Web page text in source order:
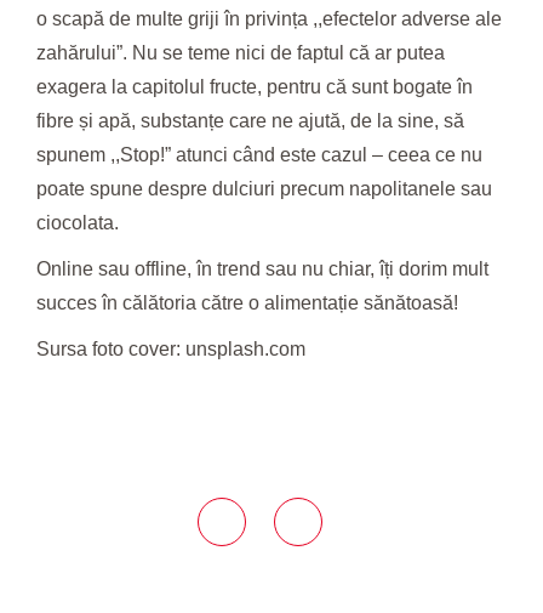
o scapă de multe griji în privința ,,efectelor adverse ale
zahărului”. Nu se teme nici de faptul că ar putea
exagera la capitolul fructe, pentru că sunt bogate în
fibre și apă, substanțe care ne ajută, de la sine, să
spunem ,,Stop!” atunci când este cazul – ceea ce nu
poate spune despre dulciuri precum napolitanele sau
ciocolata.
Online sau offline, în trend sau nu chiar, îți dorim mult
succes în călătoria către o alimentație sănătoasă!
Sursa foto cover: unsplash.com